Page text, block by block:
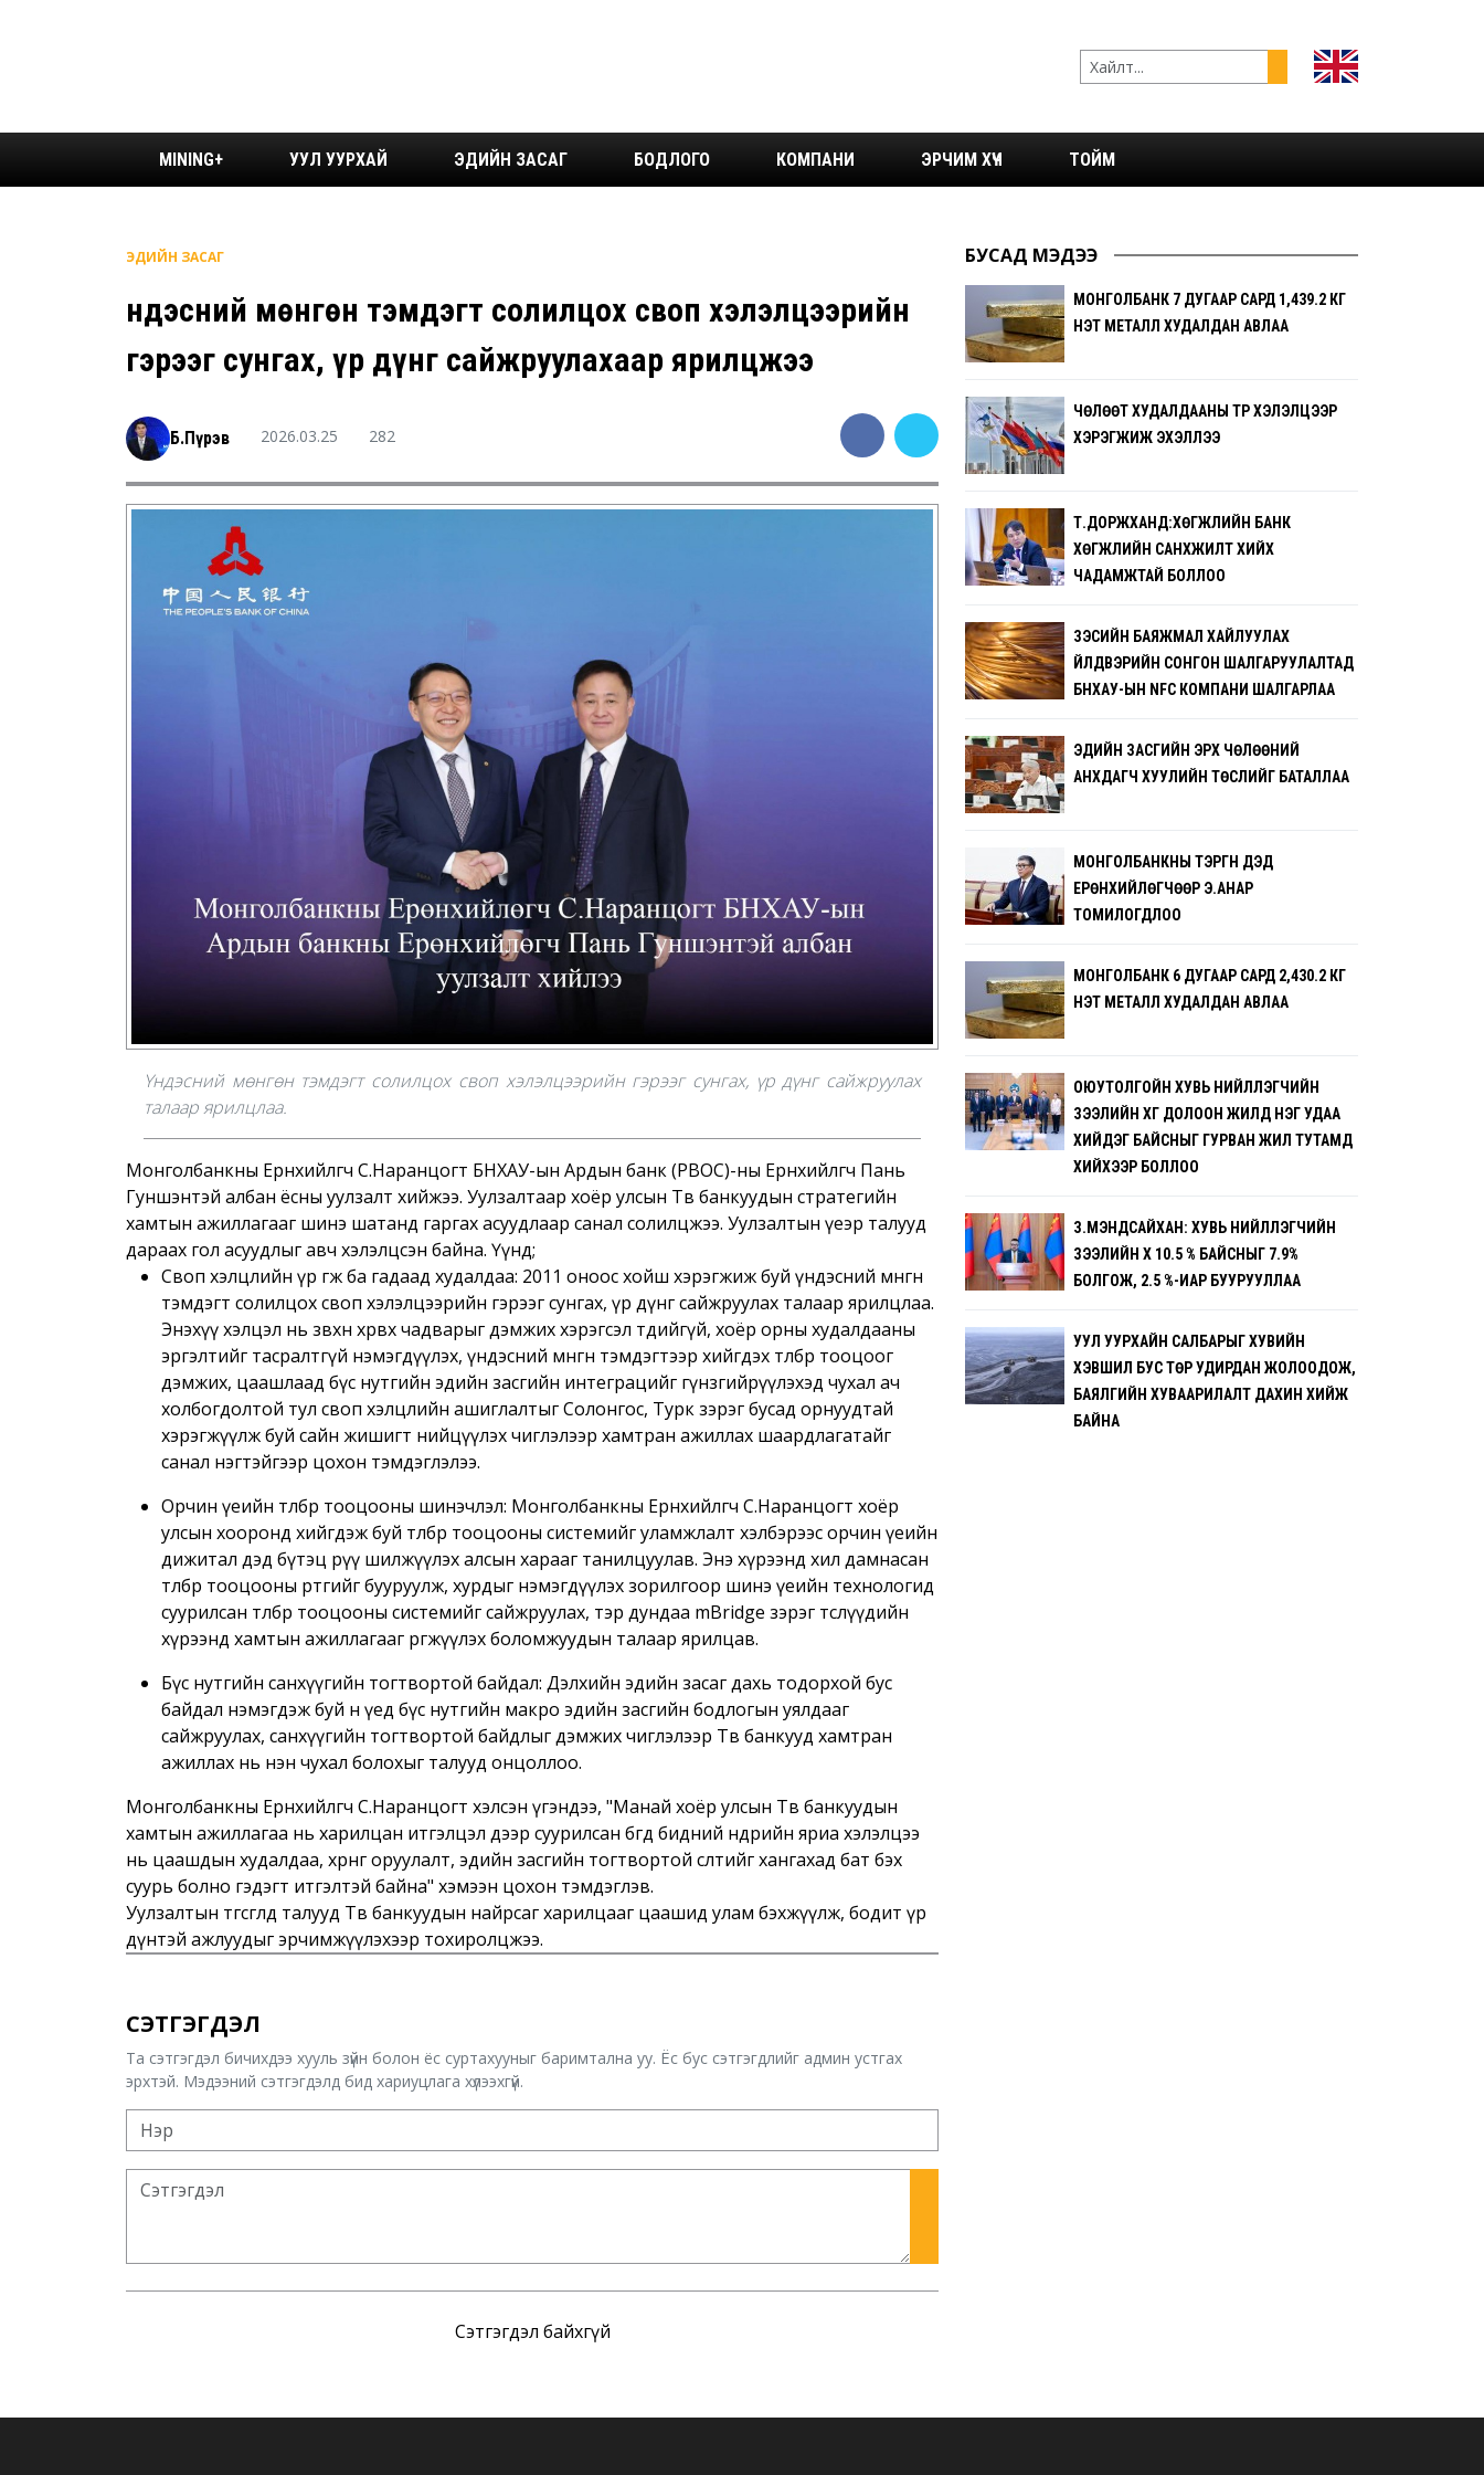
MINING+ УУЛ УУРХАЙ ЭДИЙН ЗАСАГ БОДЛОГО КОМПАНИ ЭРЧИМ ХҮЧ ТОЙМ
ЭДИЙН ЗАСАГ
Үндэсний мөнгөн тэмдэгт солилцох своп хэлэлцээрийн
гэрээг сунгах, үр дүнг сайжруулахаар ярилцжээ
Б.Пүрэв 2026.03.25 282
Үндэсний мөнгөн тэмдэгт солилцох своп хэлэлцээрийн гэрээг сунгах, үр дүнг сайжруулах
талаар ярилцлаа.
Монголбанкны Ерөнхийлөгч С.Наранцогт БНХАУ-ын Ардын банк (PBOC)-ны Ерөнхийлөгч Пань
Гуншэнтэй албан ёсны уулзалт хийжээ. Уулзалтаар хоёр улсын Төв банкуудын стратегийн
хамтын ажиллагааг шинэ шатанд гаргах асуудлаар санал солилцжээ. Уулзалтын үеэр талууд
дараах гол асуудлыг авч хэлэлцсэн байна. Үүнд;
Своп хэлцлийн үр өгөөж ба гадаад худалдаа: 2011 оноос хойш хэрэгжиж буй үндэсний мөнгөн
тэмдэгт солилцох своп хэлэлцээрийн гэрээг сунгах, үр дүнг сайжруулах талаар ярилцлаа.
Энэхүү хэлцэл нь зөвхөн хөрвөх чадварыг дэмжих хэрэгсэл төдийгүй, хоёр орны худалдааны
эргэлтийг тасралтгүй нэмэгдүүлэх, үндэсний мөнгөн тэмдэгтээр хийгдэх төлбөр тооцоог
дэмжих, цаашлаад бүс нутгийн эдийн засгийн интеграцийг гүнзгийрүүлэхэд чухал ач
холбогдолтой тул своп хэлцлийн ашиглалтыг Солонгос, Турк зэрэг бусад орнуудтай
хэрэгжүүлж буй сайн жишигт нийцүүлэх чиглэлээр хамтран ажиллах шаардлагатайг
санал нэгтэйгээр цохон тэмдэглэлээ.
Орчин үеийн төлбөр тооцооны шинэчлэл: Монголбанкны Ерөнхийлөгч С.Наранцогт хоёр
улсын хооронд хийгдэж буй төлбөр тооцооны системийг уламжлалт хэлбэрээс орчин үеийн
дижитал дэд бүтэц рүү шилжүүлэх алсын харааг танилцуулав. Энэ хүрээнд хил дамнасан
төлбөр тооцооны өртгийг бууруулж, хурдыг нэмэгдүүлэх зорилгоор шинэ үеийн технологид
суурилсан төлбөр тооцооны системийг сайжруулах, тэр дундаа mBridge зэрэг төслүүдийн
хүрээнд хамтын ажиллагааг өргөжүүлэх боломжуудын талаар ярилцав.
Бүс нутгийн санхүүгийн тогтвортой байдал: Дэлхийн эдийн засаг дахь тодорхой бус
байдал нэмэгдэж буй өнөө үед бүс нутгийн макро эдийн засгийн бодлогын уялдааг
сайжруулах, санхүүгийн тогтвортой байдлыг дэмжих чиглэлээр Төв банкууд хамтран
ажиллах нь нэн чухал болохыг талууд онцоллоо.
Монголбанкны Ерөнхийлөгч С.Наранцогт хэлсэн үгэндээ, "Манай хоёр улсын Төв банкуудын
хамтын ажиллагаа нь харилцан итгэлцэл дээр суурилсан бөгөөд бидний өнөөдрийн яриа хэлэлцээ
нь цаашдын худалдаа, хөрөнгө оруулалт, эдийн засгийн тогтвортой өсөлтийг хангахад бат бэх
суурь болно гэдэгт итгэлтэй байна" хэмээн цохон тэмдэглэв.
Уулзалтын төгсгөлд талууд Төв банкуудын найрсаг харилцааг цаашид улам бэхжүүлж, бодит үр
дүнтэй ажлуудыг эрчимжүүлэхээр тохиролцжээ.
СЭТГЭГДЭЛ
Та сэтгэгдэл бичихдээ хууль зүйн болон ёс суртахууныг баримтална уу. Ёс бус сэтгэгдлийг админ устгах
эрхтэй. Мэдээний сэтгэгдэлд бид хариуцлага хүлээхгүй.
Сэтгэгдэл байхгүй
БУСАД МЭДЭЭ
МОНГОЛБАНК 7 ДУГААР САРД 1,439.2 КГ
ҮНЭТ МЕТАЛЛ ХУДАЛДАН АВЛАА
ЧӨЛӨӨТ ХУДАЛДААНЫ ТҮР ХЭЛЭЛЦЭЭР
ХЭРЭГЖИЖ ЭХЭЛЛЭЭ
Т.ДОРЖХАНД:ХӨГЖЛИЙН БАНК
ХӨГЖЛИЙН САНХҮҮЖИЛТ ХИЙХ
ЧАДАМЖТАЙ БОЛЛОО
ЗЭСИЙН БАЯЖМАЛ ХАЙЛУУЛАХ
ҮЙЛДВЭРИЙН СОНГОН ШАЛГАРУУЛАЛТАД
БНХАУ-ЫН NFC КОМПАНИ ШАЛГАРЛАА
ЭДИЙН ЗАСГИЙН ЭРХ ЧӨЛӨӨНИЙ
АНХДАГЧ ХУУЛИЙН ТӨСЛИЙГ БАТАЛЛАА
МОНГОЛБАНКНЫ ТЭРГҮҮН ДЭД
ЕРӨНХИЙЛӨГЧӨӨР Э.АНАР
ТОМИЛОГДЛОО
МОНГОЛБАНК 6 ДУГААР САРД 2,430.2 КГ
ҮНЭТ МЕТАЛЛ ХУДАЛДАН АВЛАА
ОЮУТОЛГОЙН ХУВЬ НИЙЛҮҮЛЭГЧИЙН
ЗЭЭЛИЙН ХҮҮГ ДОЛООН ЖИЛД НЭГ УДАА
ХИЙДЭГ БАЙСНЫГ ГУРВАН ЖИЛ ТУТАМД
ХИЙХЭЭР БОЛЛОО
З.МЭНДСАЙХАН: ХУВЬ НИЙЛҮҮЛЭГЧИЙН
ЗЭЭЛИЙН ХҮҮ 10.5 % БАЙСНЫГ 7.9%
БОЛГОЖ, 2.5 %-ИАР БУУРУУЛЛАА
УУЛ УУРХАЙН САЛБАРЫГ ХУВИЙН
ХЭВШИЛ БУС ТӨР УДИРДАН ЖОЛООДОЖ,
БАЯЛГИЙН ХУВААРИЛАЛТ ДАХИН ХИЙЖ
БАЙНА